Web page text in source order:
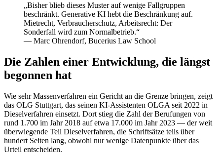
„Bisher blieb dieses Muster auf wenige Fallgruppen
beschränkt. Generative KI hebt die Beschränkung auf.
Mietrecht, Verbraucherschutz, Arbeitsrecht: Der
Sonderfall wird zum Normalbetrieb.“
— Marc Ohrendorf, Bucerius Law School
Die Zahlen einer Entwicklung, die längst
begonnen hat
Wie sehr Massenverfahren ein Gericht an die Grenze bringen, zeigt
das OLG Stuttgart, das seinen KI-Assistenten OLGA seit 2022 in
Dieselverfahren einsetzt. Dort stieg die Zahl der Berufungen von
rund 1.700 im Jahr 2018 auf etwa 17.000 im Jahr 2023 — der weit
überwiegende Teil Dieselverfahren, die Schriftsätze teils über
hundert Seiten lang, obwohl nur wenige Datenpunkte über das
Urteil entscheiden.